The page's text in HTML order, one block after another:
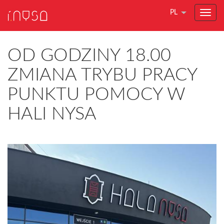
PL
OD GODZINY 18.00
ZMIANA TRYBU PRACY
PUNKTU POMOCY W
HALI NYSA